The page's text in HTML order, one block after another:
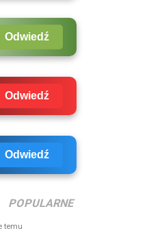
Odwiedź
Odwiedź
Odwiedź
POPULARNE
temu